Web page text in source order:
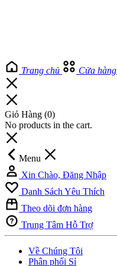
Trang chủ
Cửa hàng
Giỏ Hàng (0)
No products in the cart.
Menu
Xin Chào, Đăng Nhập
Danh Sách Yêu Thích
Theo dõi đơn hàng
Trung Tâm Hỗ Trợ
Về Chúng Tôi
Phân phối Sỉ